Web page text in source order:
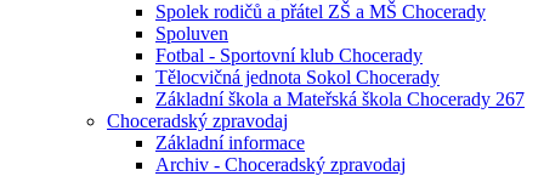
Spolek rodičů a přátel ZŠ a MŠ Chocerady
Spoluven
Fotbal - Sportovní klub Chocerady
Tělocvičná jednota Sokol Chocerady
Základní škola a Mateřská škola Chocerady 267
Choceradský zpravodaj
Základní informace
Archiv - Choceradský zpravodaj